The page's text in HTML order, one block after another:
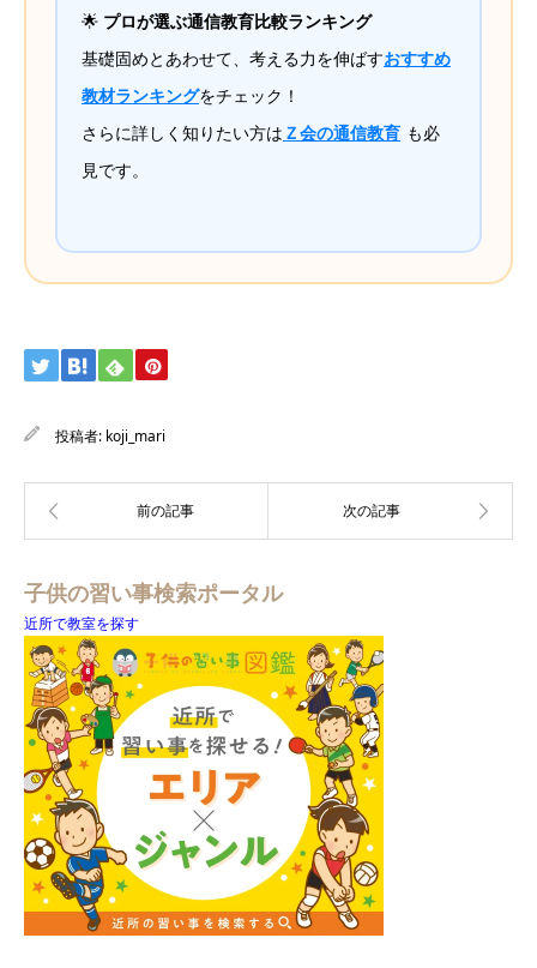
🌟 プロが選ぶ通信教育比較ランキング
基礎固めとあわせて、考える力を伸ばすおすすめ
教材ランキングをチェック！
さらに詳しく知りたい方は Ｚ会の通信教育 も必
見です。
投稿者: koji_mari
子供の習い事検索ポータル
近所で教室を探す